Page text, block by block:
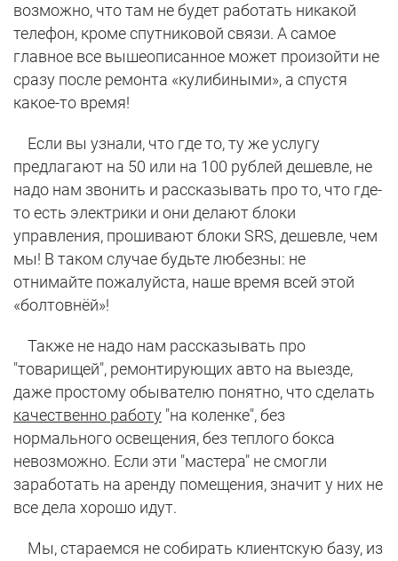
возможно, что там не будет работать никакой
телефон, кроме спутниковой связи. А самое
главное все вышеописанное может произойти не
сразу после ремонта «кулибиными», а спустя
какое-то время!
Если вы узнали, что где то, ту же услугу
предлагают на 50 или на 100 рублей дешевле, не
надо нам звонить и рассказывать про то, что где-
то есть электрики и они делают блоки
управления, прошивают блоки SRS, дешевле, чем
мы! В таком случае будьте любезны: не
отнимайте пожалуйста, наше время всей этой
«болтовнёй»!
Также не надо нам рассказывать про
"товарищей", ремонтирующих авто на выезде,
даже простому обывателю понятно, что сделать
качественно работу "на коленке", без
нормального освещения, без теплого бокса
невозможно. Если эти "мастера" не смогли
заработать на аренду помещения, значит у них не
все дела хорошо идут.
Мы, стараемся не собирать клиентскую базу, из